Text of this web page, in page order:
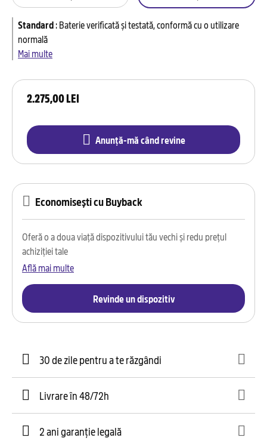
2.275,00 LEI
Anunță-mă când revine
Standard:Baterie verificată și testată, conformă cu o utilizare
normală
Mai multe
Economisești cu Buyback
Oferă o a doua viață dispozitivului tău vechi și redu prețul
achiziției tale
Află mai multe
Revinde un dispozitiv
30 de zile pentru a te răzgândi
Livrare în 48/72h
2 ani garanție legală